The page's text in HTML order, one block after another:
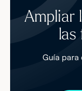
Ampliar
las
Guía para